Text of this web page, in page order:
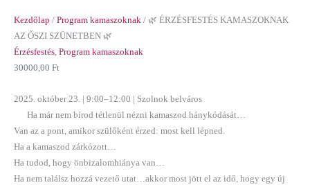
Kezdőlap / Program kamaszoknak / 🌿 ÉRZÉSFESTÉS KAMASZOKNAK
AZ ŐSZI SZÜNETBEN 🌿
Érzésfestés, Program kamaszoknak
30000,00 Ft
2025. október 23. | 9:00–12:00 | Szolnok belváros
Ha már nem bírod tétlenül nézni kamaszod hánykódását…
Van az a pont, amikor szülőként érzed: most kell lépned.
Ha a kamaszod zárkózott…
Ha tudod, hogy önbizalomhiánya van…
Ha nem találsz hozzá vezető utat…akkor most jött el az idő, hogy egy új